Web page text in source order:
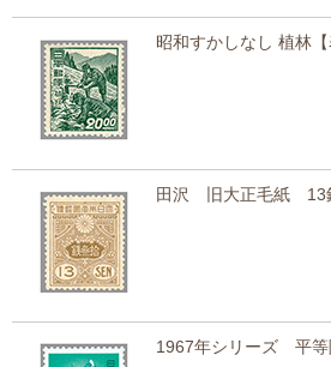
昭和すかしなし 植林【
田沢 旧大正毛紙 13
1967年シリーズ 平等